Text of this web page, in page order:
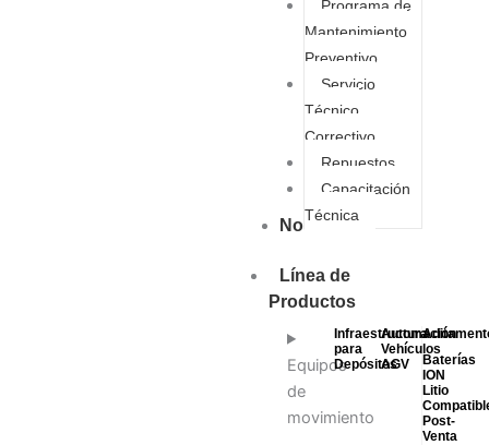
Programa de
Mantenimiento
Preventivo
Servicio
Técnico
Correctivo
Repuestos
Capacitación
Técnica
Nosotros
Línea de
Productos
Equipos
de
movimiento
Infraestructura
para
Depósitos
Automación
Vehículos
AGV
Baterías
ION
Litio
Post-
Venta